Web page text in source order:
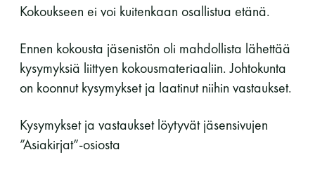
Suomen Saunaseura ry
Vaskiniementie 10, 00200 Helsinki
Kahvio/kassa 050 372 4167
(saunojen aukioloaikana)
Kokoukseen ei voi kuitenkaan osallistua etänä.
Ennen kokousta jäsenistön oli mahdollista lähettää
kysymyksiä liittyen kokousmateriaaliin. Johtokunta
on koonnut kysymykset ja laatinut niihin vastaukset.
Kysymykset ja vastaukset löytyvät jäsensivujen
”Asiakirjat”-osiosta